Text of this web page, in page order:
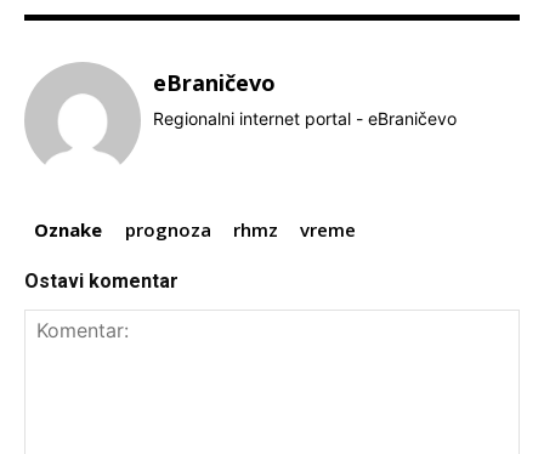
eBraničevo
Regionalni internet portal - eBraničevo
Oznake prognoza rhmz vreme
Ostavi komentar